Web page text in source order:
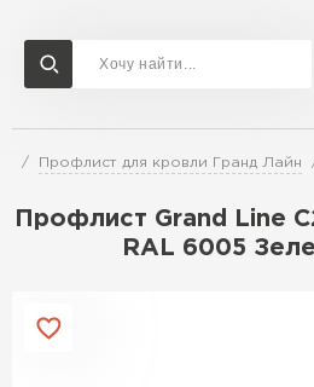
Профлист для кровли Гранд Лайн
Профлист Grand Line
RAL 6005
Доставка и оплата Акции О
Перейти в каталог